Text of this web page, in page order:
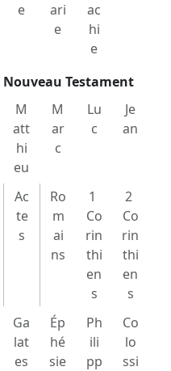
e
ari
e
ac
hi
e
Nouveau Testament
M
att
hi
eu
M
ar
c
Lu
c
Je
an
Ac
te
s
Ro
m
ai
ns
1
Co
rin
thi
en
s
2
Co
rin
thi
en
s
Ga
lat
es
Ép
hé
sie
Ph
ili
pp
Co
lo
ssi